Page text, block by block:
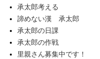
承太郎考える
諦めない漢 承太郎
承太郎の日課
承太郎の作戦
里親さん募集中です！